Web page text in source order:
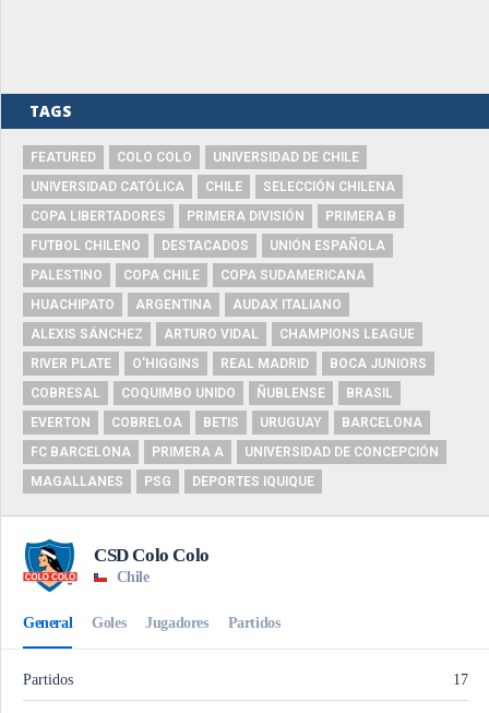
TAGS
FEATURED COLO COLO
UNIVERSIDAD DE CHILE
UNIVERSIDAD CATÓLICA
CHILE
SELECCIÓN CHILENA
COPA LIBERTADORES
PRIMERA DIVISIÓN
PRIMERA B
FUTBOL CHILENO
DESTACADOS
UNIÓN ESPAÑOLA
PALESTINO
COPA CHILE
COPA SUDAMERICANA
HUACHIPATO
ARGENTINA
AUDAX ITALIANO
ALEXIS SÁNCHEZ
ARTURO VIDAL
CHAMPIONS LEAGUE
RIVER PLATE
O'HIGGINS REAL MADRID
BOCA JUNIORS
COBRESAL
COQUIMBO UNIDO ÑUBLENSE
BRASIL
EVERTON
COBRELOA BETIS URUGUAY
BARCELONA
FC BARCELONA
PRIMERA A
UNIVERSIDAD DE CONCEPCIÓN
MAGALLANES
PSG DEPORTES IQUIQUE